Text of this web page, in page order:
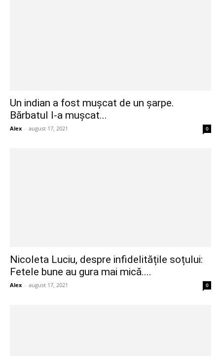
Un indian a fost muşcat de un şarpe.
Bărbatul l-a muşcat...
Alex - august 17, 2021 0
Nicoleta Luciu, despre infidelitățile soțului:
Fetele bune au gura mai mică....
Alex - august 17, 2021 0